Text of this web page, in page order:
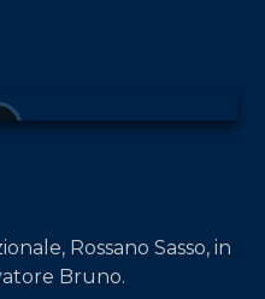
Rossano Sasso, in
Bruno.